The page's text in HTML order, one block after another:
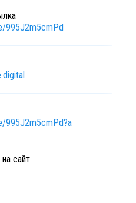
995J2m5cmPd
995J2m5cmPd?a
сайт